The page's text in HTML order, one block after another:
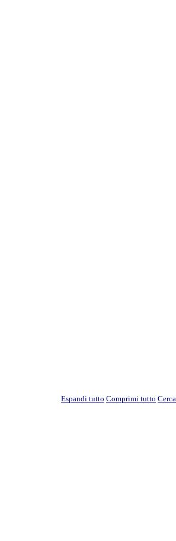
Espandi tutto Comprimi tutto Cerca